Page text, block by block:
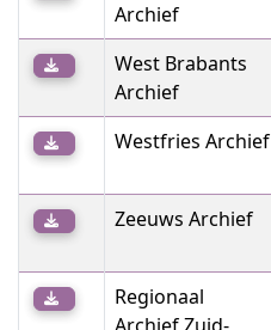
Archief
West Brabants
Archief
Westfries Archief
Zeeuws Archief
Regionaal